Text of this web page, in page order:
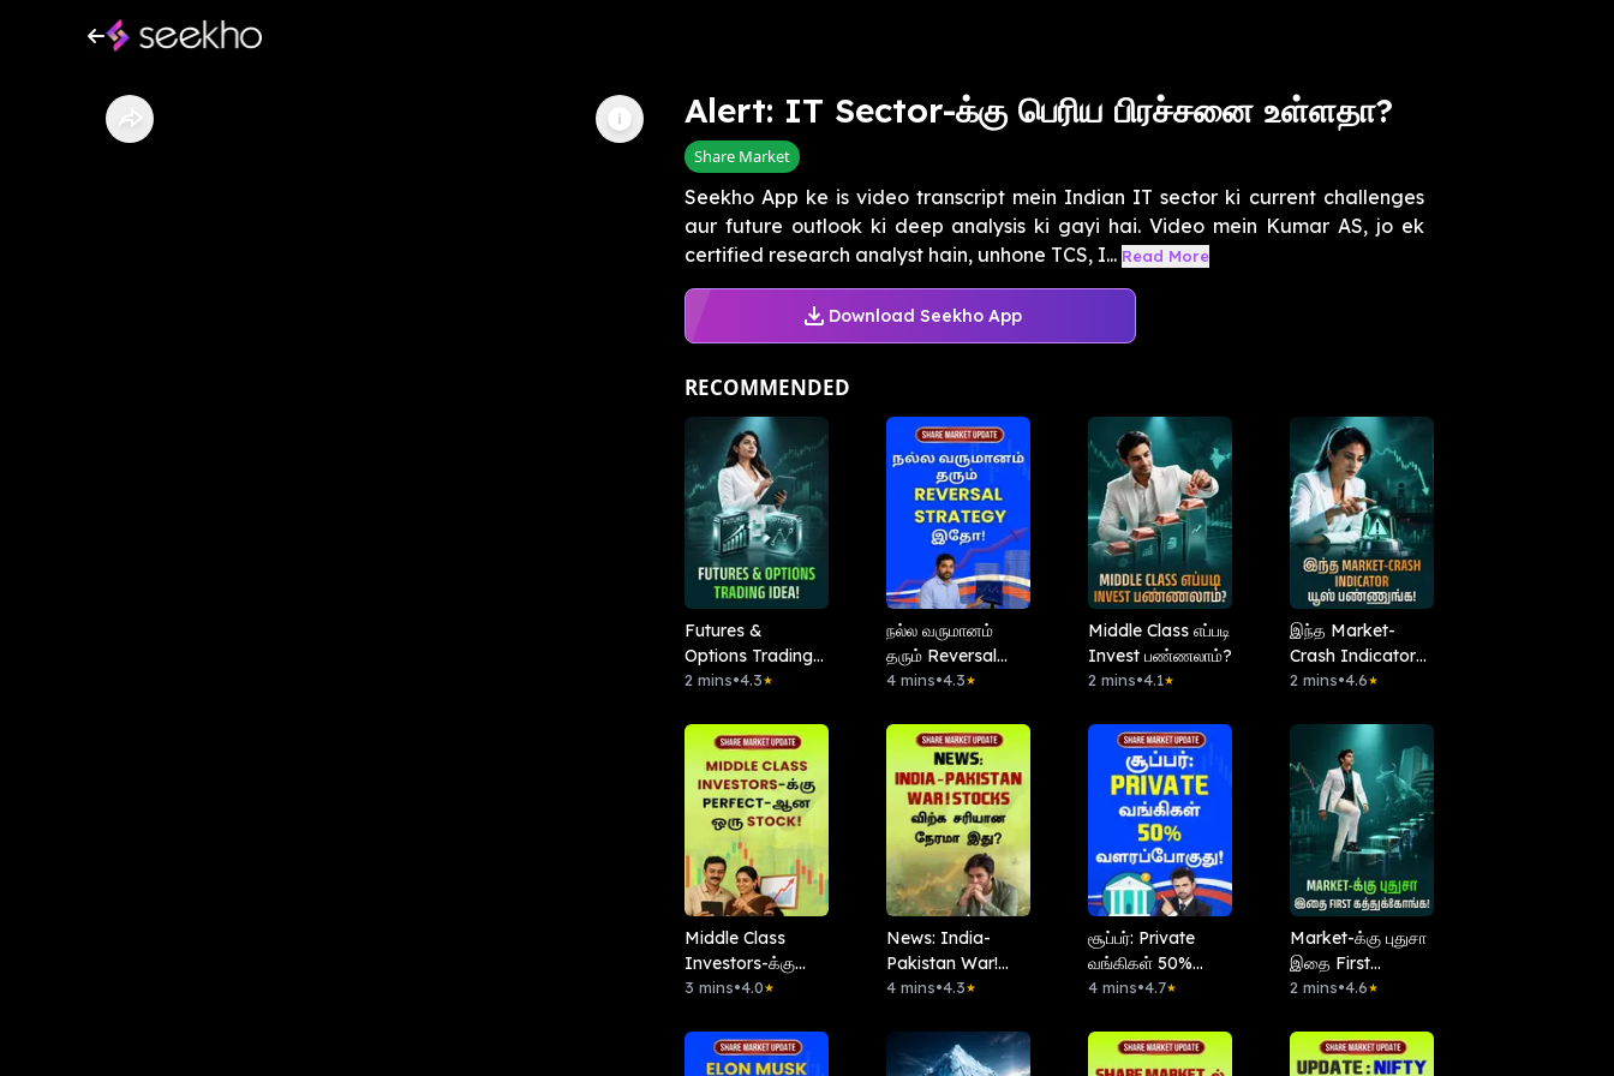
Alert: IT Sector-க்கு பெரிய பிரச்சனை உள்ளதா?
Share Market
Seekho App ke is video transcript mein Indian IT sector ki current challenges
aur future outlook ki deep analysis ki gayi hai. Video mein Kumar AS, jo ek
certified research analyst hain, unhone TCS, I... Read More
Download Seekho App
RECOMMENDED
Futures &
Options Trading
Idea!
2 mins•4.3★
நல்ல வருமானம்
தரும் Reversal
Strategy இதோ!
4 mins•4.3★
Middle Class எப்படி
Invest பண்ணலாம்?
2 mins•4.1★
இந்த Market-
Crash Indicator
யூஸ் பண்ணுங்க!
2 mins•4.6★
Middle Class
Investors-க்கு
Perfect-ஆன ஒரு
3 mins•4.0★
News: India-
Pakistan War!
Stocks விற்க
இது?
4 mins•4.3★
சூப்பர்: Private
வங்கிகள் 50%
வளரப்போகுது!
4 mins•4.7★
Market-க்கு புதுசா
இதை First
கத்துக்கோங்க!
2 mins•4.6★